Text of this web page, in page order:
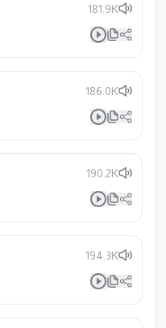
181.9K
186.0K
190.2K
194.3K